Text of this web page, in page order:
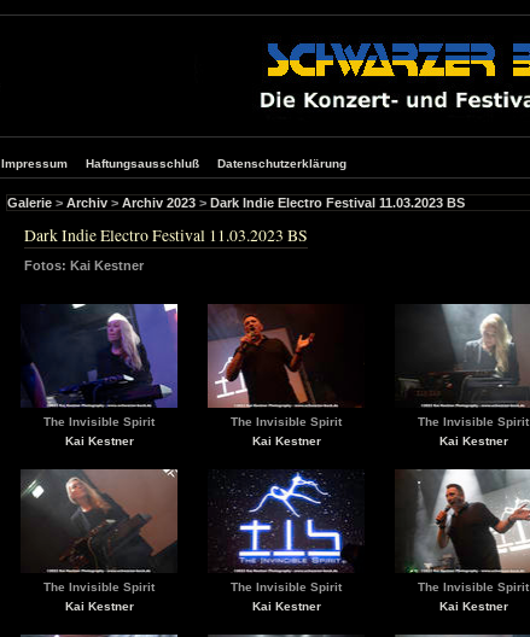
Impressum Haftungsausschluß Datenschutzerklärung
Galerie > Archiv > Archiv 2023 > Dark Indie Electro Festival 11.03.2023 BS
Dark Indie Electro Festival 11.03.2023 BS
Fotos: Kai Kestner
The Invisible Spirit
Kai Kestner
The Invisible Spirit
Kai Kestner
The Invisible Spirit
Kai Kestner
The Invisible Spirit
Kai Kestner
The Invisible Spirit
Kai Kestner
The Invisible Spirit
Kai Kestner